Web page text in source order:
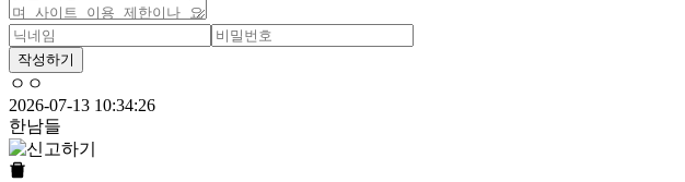
작성하기
ㅇㅇ
2026-07-13 10:34:26
한남들